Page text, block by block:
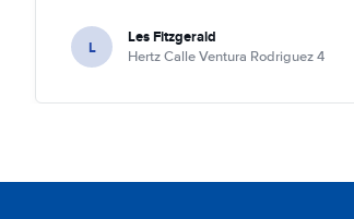
L Les Fitzgerald
Hertz Calle Ventura Rodriguez 4